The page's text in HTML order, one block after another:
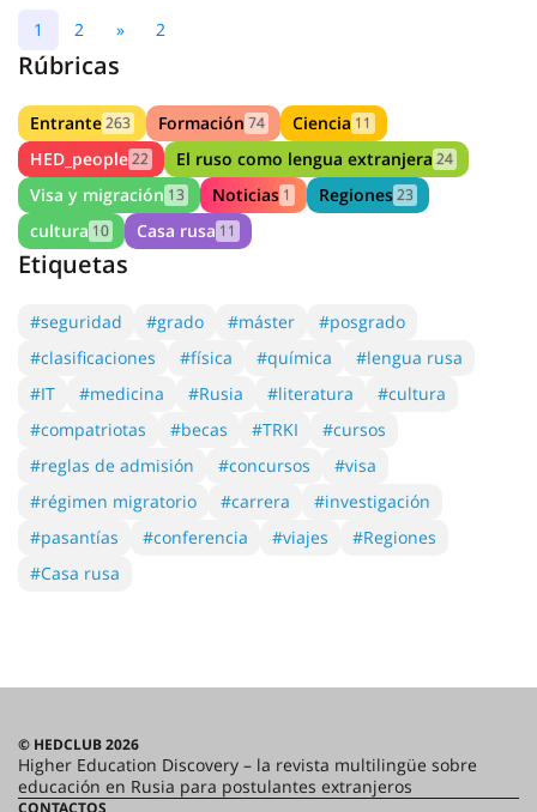
1 2 » 2
Rúbricas
Entrante263 Formación 74 Ciencia 11
HED_people22 El ruso como lengua extranjera 24
Visa y migración 13 Noticias 1 Regiones23
cultura 10 Casa rusa 11
Etiquetas
#seguridad #grado #máster
#posgrado
#clasificaciones
#física #química
#lengua rusa
#IT
#medicina #Rusia #literatura
#cultura
#compatriotas
#becas #TRKI
#cursos
#reglas de admisión
#concursos
#visa
#régimen migratorio
#carrera
#investigación
#pasantías
#conferencia #viajes
#Regiones
#Casa rusa
© HEDCLUB 2026
Higher Education Discovery – la revista multilingüe sobre
educación en Rusia para postulantes extranjeros
CONTACTOS